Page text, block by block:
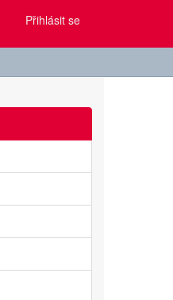
Přihlásit se